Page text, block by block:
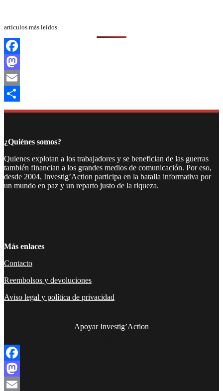
artículos más leídos
Facebook
Mastodon
Email
Compartir
¿Quiénes somos?
Quienes explotan a los trabajadores y se benefician de las guerras
también financian a los grandes medios de comunicación. Por eso,
desde 2004, Investig’Action participa en la batalla informativa por
un mundo en paz y un reparto justo de la riqueza.
Más enlaces
Contacto
Reembolsos y devoluciones
Aviso legal y política de privacidad
Apoyar Investig’Action
Facebook
Mastodon